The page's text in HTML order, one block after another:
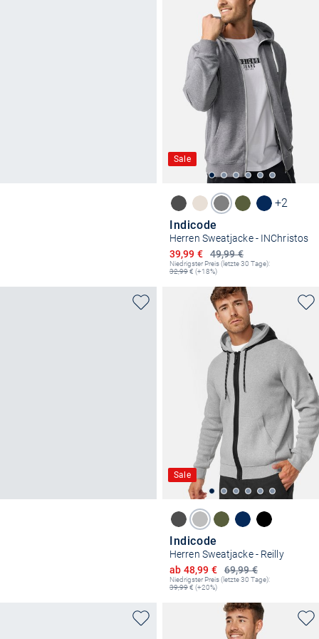
Sale
+2
Indicode
Herren Sweatjacke - INChristos
49,99 €
Ermäßigter Preis
39,99 €
Niedrigster Preis (letzte 30 Tage):
32,99€ (+18%)
Sale
Indicode
Herren Sweatjacke - Reilly
69,99 €
Ermäßigter Preis
ab 48,99 €
Niedrigster Preis (letzte 30 Tage):
39,99€ (+20%)